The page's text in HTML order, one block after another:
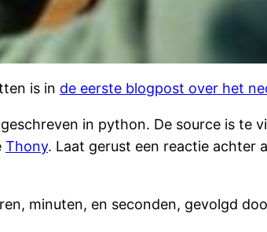
is in de eerste blogpost over het
in python. De source is te
Thony. Laat gerust een reactie achter
minuten, en seconden, gevolgd